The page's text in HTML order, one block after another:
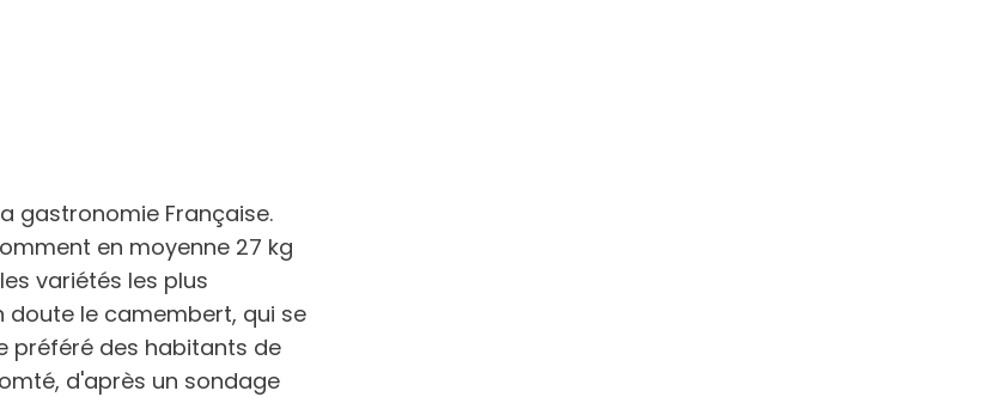
gastronomie Française.
en moyenne 27 kg
variétés les plus
doute le camembert, qui se
préféré des habitants de
d'après un sondage